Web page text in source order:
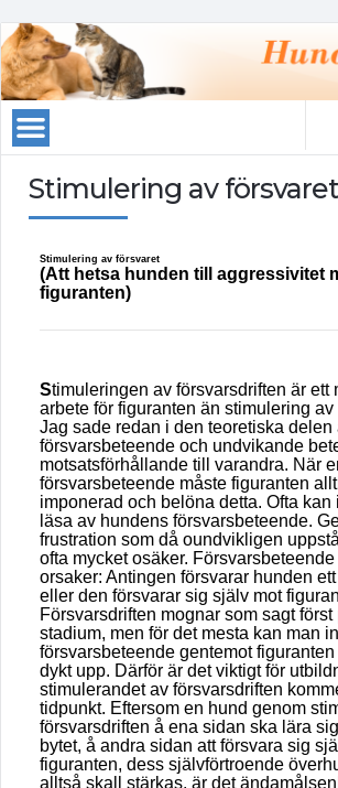
Stimulering av försvaret
Stimulering av försvaret
(Att hetsa hunden till aggressivitet
figuranten)
Stimuleringen av försvarsdriften är ett
arbete för figuranten än stimulering av
Jag sade redan i den teoretiska delen
försvarsbeteende och undvikande
motsatsförhållande till varandra. När
försvarsbeteende måste figuranten
imponerad och belöna detta. Ofta kan
läsa av hundens försvarsbeteende.
frustration som då oundvikligen
ofta mycket osäker.
orsaker: Antingen försvarar hunden
eller den försvarar sig själv mot
Försvarsdriften mognar som sagt
stadium, men för det mesta kan man
försvarsbeteende gentemot
dykt upp. Därför är det viktigt för
stimulerandet av försvarsdriften
tidpunkt. Eftersom en hund genom
försvarsdriften å ena sidan ska lära
bytet, å andra sidan att försvara sig
figuranten, dess självförtroende
alltså skall stärkas, är det